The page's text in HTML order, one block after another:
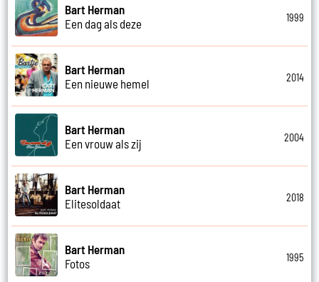
Bart Herman
Een dag als deze
1999
Bart Herman
Een nieuwe hemel
2014
Bart Herman
Een vrouw als zij
2004
Bart Herman
Elitesoldaat
2018
Bart Herman
Fotos
1995